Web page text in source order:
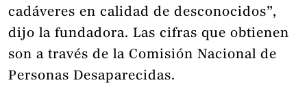
cadáveres en calidad de desconocidos”,
dijo la fundadora. Las cifras que obtienen
son a través de la Comisión Nacional de
Personas Desaparecidas.